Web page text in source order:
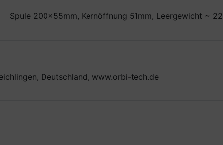
Spule 200x55mm, Kernöffnung 51mm, Leergewicht ~
Deutschland, www.orbi-tech.de